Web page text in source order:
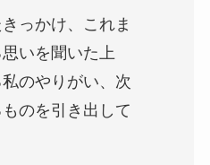
っかけ、これま
いを聞いた上
のやりがい、次
のを引き出して